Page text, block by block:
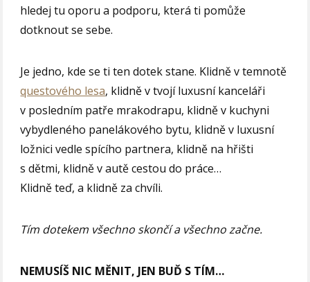
hledej tu oporu a podporu, která ti pomůže
dotknout se sebe.
Je jedno, kde se ti ten dotek stane. Klidně v temnotě
questového lesa, klidně v tvojí luxusní kanceláři
v posledním patře mrakodrapu, klidně v kuchyni
vybydleného panelákového bytu, klidně v luxusní
ložnici vedle spícího partnera, klidně na hřišti
s dětmi, klidně v autě cestou do práce…
Klidně teď, a klidně za chvíli.
Tím dotekem všechno skončí a všechno začne.
NEMUSÍŠ NIC MĚNIT, JEN BUĎ S TÍM…